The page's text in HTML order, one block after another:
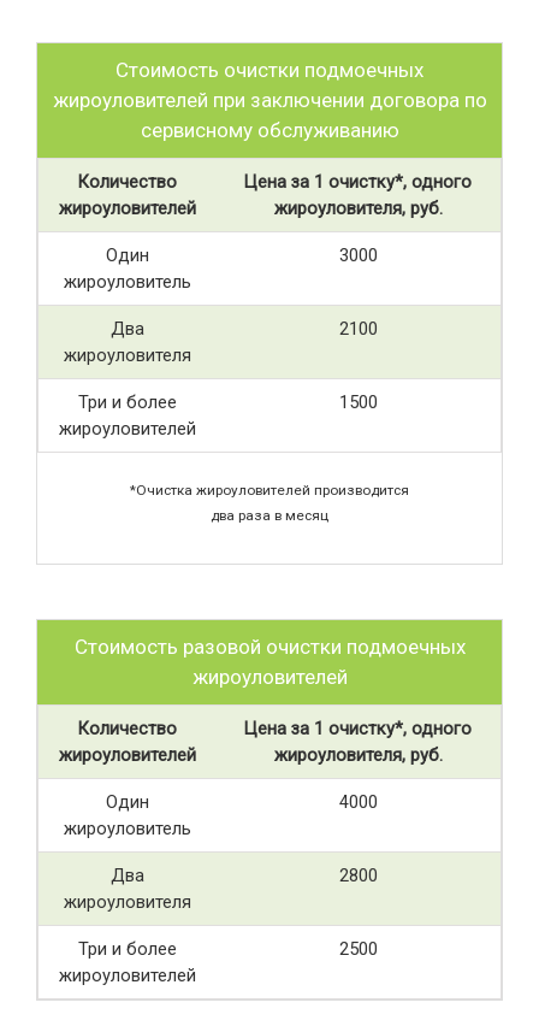
Стоимость очистки подмоечных
жироуловителей при заключении договора по
сервисному обслуживанию
Количество
жироуловителей
Цена за 1 очистку*, одного
жироуловителя, руб.
Один
жироуловитель
3000
Два
жироуловителя
2100
Три и более
жироуловителей
1500
*Очистка жироуловителей производится
два раза в месяц
Стоимость разовой очистки подмоечных
жироуловителей
Количество
жироуловителей
Цена за 1 очистку*, одного
жироуловителя, руб.
Один
жироуловитель
4000
Два
жироуловителя
2800
Три и более
жироуловителей
2500